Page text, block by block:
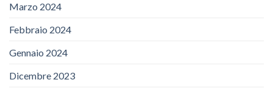
Marzo 2024
Febbraio 2024
Gennaio 2024
Dicembre 2023